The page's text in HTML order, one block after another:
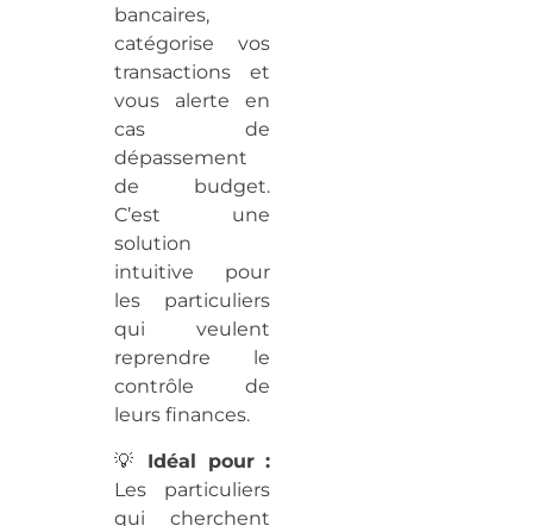
bancaires,
catégorise vos
transactions et
vous alerte en
cas de
dépassement
de budget.
C’est une
solution
intuitive pour
les particuliers
qui veulent
reprendre le
contrôle de
leurs finances.
💡 Idéal pour :
Les particuliers
qui cherchent